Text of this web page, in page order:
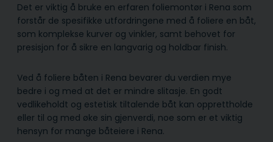
Det er viktig å bruke en erfaren foliemontør i Rena som
forstår de spesifikke utfordringene med å foliere en båt,
som komplekse kurver og vinkler, samt behovet for
presisjon for å sikre en langvarig og holdbar finish.
Ved å foliere båten i Rena bevarer du verdien mye
bedre i og med at det er mindre slitasje. En godt
vedlikeholdt og estetisk tiltalende båt kan opprettholde
eller til og med øke sin gjenverdi, noe som er et viktig
hensyn for mange båteiere i Rena.